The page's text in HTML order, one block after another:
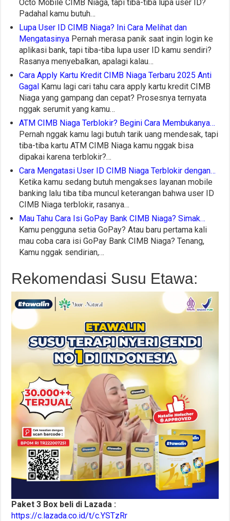
Octo Mobile CIMB Niaga, tapi tiba-tiba lupa user ID?
Padahal kamu butuh…
Lupa User ID CIMB Niaga? Ini Cara Melihat dan
Mengatasinya Pernah merasa panik saat ingin login ke
aplikasi bank, tapi tiba-tiba lupa user ID kamu sendiri?
Rasanya menyebalkan, apalagi kalau…
Cara Apply Kartu Kredit CIMB Niaga Terbaru 2025 Anti
Gagal Kamu lagi cari tahu cara apply kartu kredit CIMB
Niaga yang gampang dan cepat? Prosesnya ternyata
nggak serumit yang kamu…
ATM CIMB Niaga Terblokir? Begini Cara Membukanya…
Pernah nggak kamu lagi butuh tarik uang mendesak, tapi
tiba-tiba kartu ATM CIMB Niaga kamu nggak bisa
dipakai karena terblokir?…
Cara Mengatasi User ID CIMB Niaga Terblokir dengan…
Ketika kamu sedang butuh mengakses layanan mobile
banking lalu tiba tiba muncul keterangan bahwa user ID
CIMB Niaga terblokir, rasanya…
Mau Tahu Cara Isi GoPay Bank CIMB Niaga? Simak…
Kamu pengguna setia GoPay? Atau baru pertama kali
mau coba cara isi GoPay Bank CIMB Niaga? Tenang,
Kamu nggak sendirian,…
Rekomendasi Susu Etawa:
Paket 3 Box beli di Lazada :
https://c.lazada.co.id/t/c.YSTzRr